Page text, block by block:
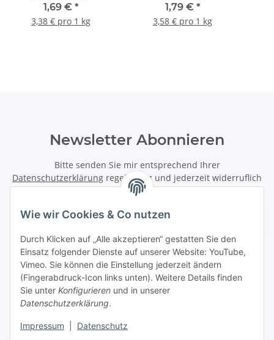
Wie wir Cookies & Co nutzen
Durch Klicken auf „Alle akzeptieren“ gestatten Sie den
Einsatz folgender Dienste auf unserer Website: YouTube,
Vimeo. Sie können die Einstellung jederzeit ändern
(Fingerabdruck-Icon links unten). Weitere Details finden
Sie unter Konfigurieren und in unserer
Datenschutzerklärung.
Impressum Datenschutz
1,69 € *
3,38 € pro 1 kg
1,79 € *
3,58 € pro 1 kg
Newsletter Abonnieren
Bitte senden Sie mir entsprechend Ihrer
Datenschutzerklärung regelmäßig und jederzeit widerruflich
Informationen zu Ihrem Produktsortiment per E-Mail zu.
Newsletter Abonnieren
Informationen
Gesetzliche Informationen